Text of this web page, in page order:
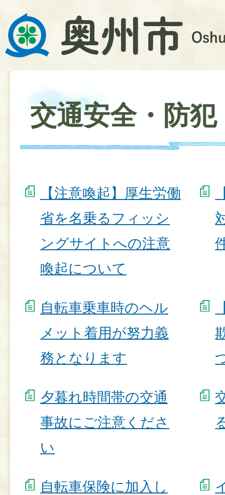
交通安全・防犯
【注意喚起】厚生労働
省を名乗るフィッシ
ングサイトへの注意
喚起について
自転車乗車時のヘル
メット着用が努力義
務となります
夕暮れ時間帯の交通
事故にご注意くださ
い
自転車保険に加入し